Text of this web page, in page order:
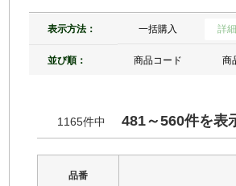
表示方法： 一括購入 詳
並び順： 商品コード 商
1165件中 481～560件を表
品番